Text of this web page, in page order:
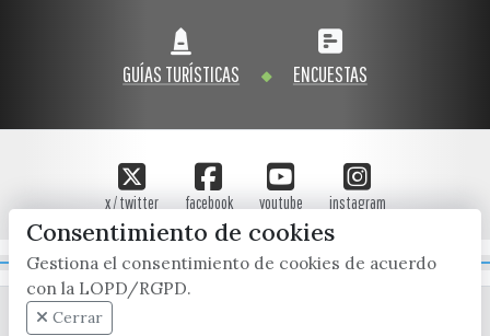
GUÍAS TURÍSTICAS ENCUESTAS
x / twitter facebook youtube instagram
Mapa Web
Consentimiento de cookies
Gestiona el consentimiento de cookies de acuerdo
con la LOPD/RGPD.
Cerrar